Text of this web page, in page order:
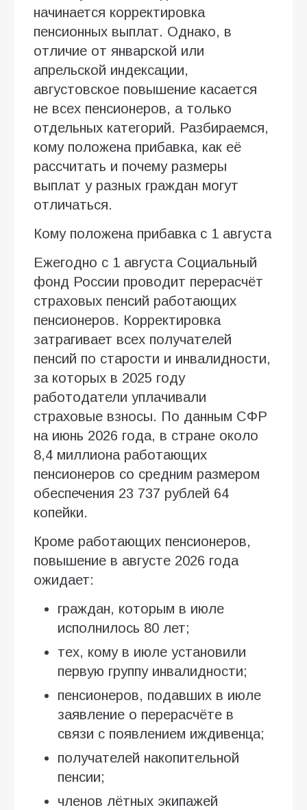
начинается корректировка
пенсионных выплат. Однако, в
отличие от январской или
апрельской индексации,
августовское повышение касается
не всех пенсионеров, а только
отдельных категорий. Разбираемся,
кому положена прибавка, как её
рассчитать и почему размеры
выплат у разных граждан могут
отличаться.
Кому положена прибавка с 1 августа
Ежегодно с 1 августа Социальный
фонд России проводит перерасчёт
страховых пенсий работающих
пенсионеров. Корректировка
затрагивает всех получателей
пенсий по старости и инвалидности,
за которых в 2025 году
работодатели уплачивали
страховые взносы. По данным СФР
на июнь 2026 года, в стране около
8,4 миллиона работающих
пенсионеров со средним размером
обеспечения 23 737 рублей 64
копейки.
Кроме работающих пенсионеров,
повышение в августе 2026 года
ожидает:
граждан, которым в июле
исполнилось 80 лет;
тех, кому в июле установили
первую группу инвалидности;
пенсионеров, подавших в июле
заявление о перерасчёте в
связи с появлением иждивенца;
получателей накопительной
пенсии;
членов лётных экипажей